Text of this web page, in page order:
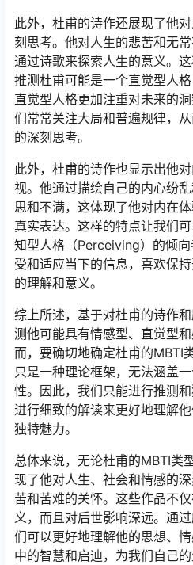
此外，杜甫的诗作还展现了他
刻思考。他对人生的悲苦和无
通过诗歌来探索人生的意义。
推测杜甫可能是一个直觉型人
直觉型人格更加注重对未来的
们常常关注大局和普遍规律，
的深刻思考。
此外，杜甫的诗作也显示出他
视。他通过描绘自己的内心纷
思和不满，这体现了他对内在
真实表达。这样的特点让我们
知型人格（Perceiving）的倾
受和适应当下的信息，喜欢保
的理解和意义。
综上所述，基于对杜甫的诗作
测他可能具有情感型、直觉型
而，要确切地确定杜甫的MBTI
只是一种理论框架，无法涵盖
性。因此，我们只能进行推测
进行细致的解读来更好地理解
独特魅力。
总体来说，无论杜甫的MBTI类
现了他对人生、社会和情感的
苦和苦难的关怀。这些作品不
义，而且对后世影响深远。通
们可以更好地理解他的思想、
中的智慧和启迪，为我们自己